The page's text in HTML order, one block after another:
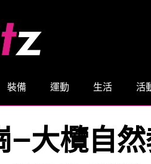
裝備 運動 生活 活
—大欖自